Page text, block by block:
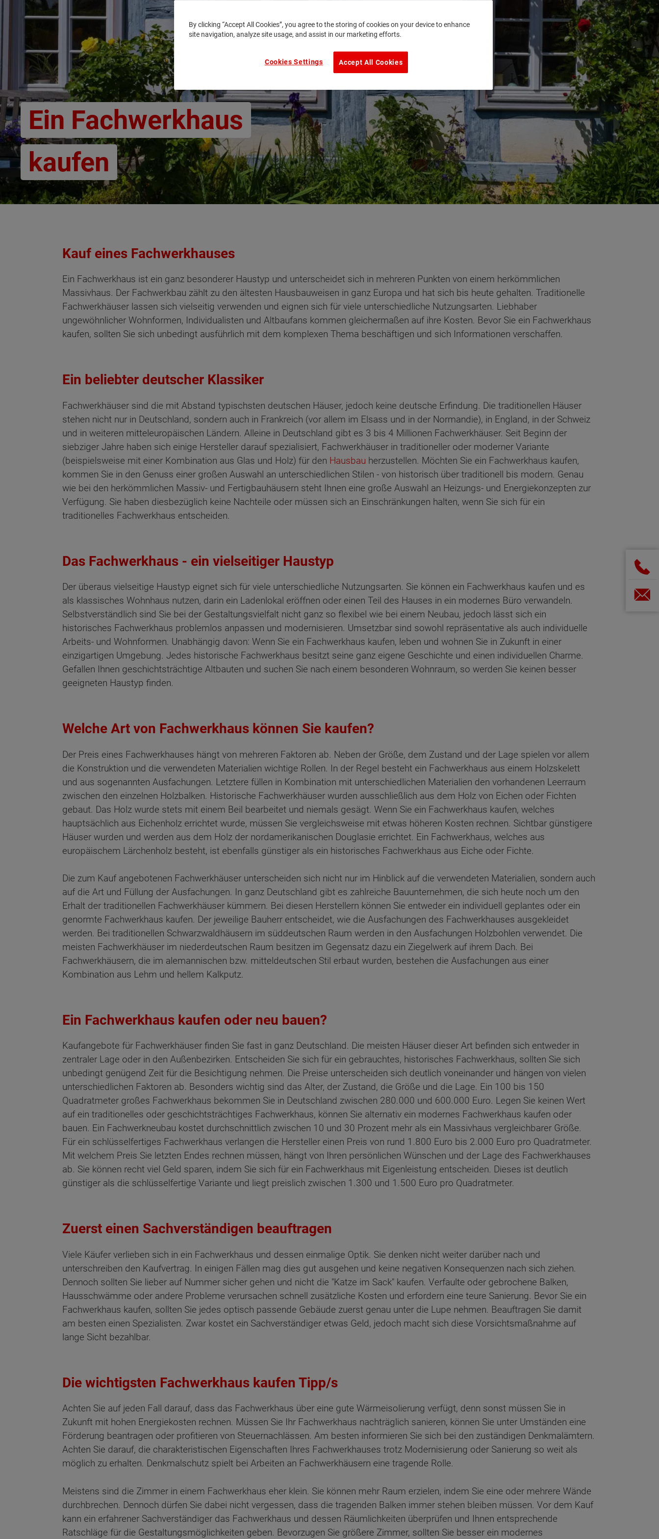
Ein Fachwerkhaus
kaufen
Kauf eines Fachwerkhauses
Ein Fachwerkhaus ist ein ganz besonderer Haustyp und unterscheidet sich in mehreren Punkten von einem herkömmlichen
Massivhaus. Der Fachwerkbau zählt zu den ältesten Hausbauweisen in ganz Europa und hat sich bis heute gehalten. Traditionelle
Fachwerkhäuser lassen sich vielseitig verwenden und eignen sich für viele unterschiedliche Nutzungsarten. Liebhaber
ungewöhnlicher Wohnformen, Individualisten und Altbaufans kommen gleichermaßen auf ihre Kosten. Bevor Sie ein Fachwerkhaus
kaufen, sollten Sie sich unbedingt ausführlich mit dem komplexen Thema beschäftigen und sich Informationen verschaffen.
Ein beliebter deutscher Klassiker
Fachwerkhäuser sind die mit Abstand typischsten deutschen Häuser, jedoch keine deutsche Erfindung. Die traditionellen Häuser
stehen nicht nur in Deutschland, sondern auch in Frankreich (vor allem im Elsass und in der Normandie), in England, in der Schweiz
und in weiteren mitteleuropäischen Ländern. Alleine in Deutschland gibt es 3 bis 4 Millionen Fachwerkhäuser. Seit Beginn der
siebziger Jahre haben sich einige Hersteller darauf spezialisiert, Fachwerkhäuser in traditioneller oder moderner Variante
(beispielsweise mit einer Kombination aus Glas und Holz) für den Hausbau herzustellen. Möchten Sie ein Fachwerkhaus kaufen,
kommen Sie in den Genuss einer großen Auswahl an unterschiedlichen Stilen - von historisch über traditionell bis modern. Genau
wie bei den herkömmlichen Massiv- und Fertigbauhäusern steht Ihnen eine große Auswahl an Heizungs- und Energiekonzepten zur
Verfügung. Sie haben diesbezüglich keine Nachteile oder müssen sich an Einschränkungen halten, wenn Sie sich für ein
traditionelles Fachwerkhaus entscheiden.
Das Fachwerkhaus - ein vielseitiger Haustyp
Der überaus vielseitige Haustyp eignet sich für viele unterschiedliche Nutzungsarten. Sie können ein Fachwerkhaus kaufen und es
als klassisches Wohnhaus nutzen, darin ein Ladenlokal eröffnen oder einen Teil des Hauses in ein modernes Büro verwandeln.
Selbstverständlich sind Sie bei der Gestaltungsvielfalt nicht ganz so flexibel wie bei einem Neubau, jedoch lässt sich ein
historisches Fachwerkhaus problemlos anpassen und modernisieren. Umsetzbar sind sowohl repräsentative als auch individuelle
Arbeits- und Wohnformen. Unabhängig davon: Wenn Sie ein Fachwerkhaus kaufen, leben und wohnen Sie in Zukunft in einer
einzigartigen Umgebung. Jedes historische Fachwerkhaus besitzt seine ganz eigene Geschichte und einen individuellen Charme.
Gefallen Ihnen geschichtsträchtige Altbauten und suchen Sie nach einem besonderen Wohnraum, so werden Sie keinen besser
geeigneten Haustyp finden.
Welche Art von Fachwerkhaus können Sie kaufen?
Der Preis eines Fachwerkhauses hängt von mehreren Faktoren ab. Neben der Größe, dem Zustand und der Lage spielen vor allem
die Konstruktion und die verwendeten Materialien wichtige Rollen. In der Regel besteht ein Fachwerkhaus aus einem Holzskelett
und aus sogenannten Ausfachungen. Letztere füllen in Kombination mit unterschiedlichen Materialien den vorhandenen Leerraum
zwischen den einzelnen Holzbalken. Historische Fachwerkhäuser wurden ausschließlich aus dem Holz von Eichen oder Fichten
gebaut. Das Holz wurde stets mit einem Beil bearbeitet und niemals gesägt. Wenn Sie ein Fachwerkhaus kaufen, welches
hauptsächlich aus Eichenholz errichtet wurde, müssen Sie vergleichsweise mit etwas höheren Kosten rechnen. Sichtbar günstigere
Häuser wurden und werden aus dem Holz der nordamerikanischen Douglasie errichtet. Ein Fachwerkhaus, welches aus
europäischem Lärchenholz besteht, ist ebenfalls günstiger als ein historisches Fachwerkhaus aus Eiche oder Fichte.
Die zum Kauf angebotenen Fachwerkhäuser unterscheiden sich nicht nur im Hinblick auf die verwendeten Materialien, sondern auch
auf die Art und Füllung der Ausfachungen. In ganz Deutschland gibt es zahlreiche Bauunternehmen, die sich heute noch um den
Erhalt der traditionellen Fachwerkhäuser kümmern. Bei diesen Herstellern können Sie entweder ein individuell geplantes oder ein
genormte Fachwerkhaus kaufen. Der jeweilige Bauherr entscheidet, wie die Ausfachungen des Fachwerkhauses ausgekleidet
werden. Bei traditionellen Schwarzwaldhäusern im süddeutschen Raum werden in den Ausfachungen Holzbohlen verwendet. Die
meisten Fachwerkhäuser im niederdeutschen Raum besitzen im Gegensatz dazu ein Ziegelwerk auf ihrem Dach. Bei
Fachwerkhäusern, die im alemannischen bzw. mitteldeutschen Stil erbaut wurden, bestehen die Ausfachungen aus einer
Kombination aus Lehm und hellem Kalkputz.
Ein Fachwerkhaus kaufen oder neu bauen?
Kaufangebote für Fachwerkhäuser finden Sie fast in ganz Deutschland. Die meisten Häuser dieser Art befinden sich entweder in
zentraler Lage oder in den Außenbezirken. Entscheiden Sie sich für ein gebrauchtes, historisches Fachwerkhaus, sollten Sie sich
unbedingt genügend Zeit für die Besichtigung nehmen. Die Preise unterscheiden sich deutlich voneinander und hängen von vielen
unterschiedlichen Faktoren ab. Besonders wichtig sind das Alter, der Zustand, die Größe und die Lage. Ein 100 bis 150
Quadratmeter großes Fachwerkhaus bekommen Sie in Deutschland zwischen 280.000 und 600.000 Euro. Legen Sie keinen Wert
auf ein traditionelles oder geschichtsträchtiges Fachwerkhaus, können Sie alternativ ein modernes Fachwerkhaus kaufen oder
bauen. Ein Fachwerkneubau kostet durchschnittlich zwischen 10 und 30 Prozent mehr als ein Massivhaus vergleichbarer Größe.
Für ein schlüsselfertiges Fachwerkhaus verlangen die Hersteller einen Preis von rund 1.800 Euro bis 2.000 Euro pro Quadratmeter.
Mit welchem Preis Sie letzten Endes rechnen müssen, hängt von Ihren persönlichen Wünschen und der Lage des Fachwerkhauses
ab. Sie können recht viel Geld sparen, indem Sie sich für ein Fachwerkhaus mit Eigenleistung entscheiden. Dieses ist deutlich
günstiger als die schlüsselfertige Variante und liegt preislich zwischen 1.300 und 1.500 Euro pro Quadratmeter.
Zuerst einen Sachverständigen beauftragen
Viele Käufer verlieben sich in ein Fachwerkhaus und dessen einmalige Optik. Sie denken nicht weiter darüber nach und
unterschreiben den Kaufvertrag. In einigen Fällen mag dies gut ausgehen und keine negativen Konsequenzen nach sich ziehen.
Dennoch sollten Sie lieber auf Nummer sicher gehen und nicht die "Katze im Sack" kaufen. Verfaulte oder gebrochene Balken,
Hausschwämme oder andere Probleme verursachen schnell zusätzliche Kosten und erfordern eine teure Sanierung. Bevor Sie ein
Fachwerkhaus kaufen, sollten Sie jedes optisch passende Gebäude zuerst genau unter die Lupe nehmen. Beauftragen Sie damit
am besten einen Spezialisten. Zwar kostet ein Sachverständiger etwas Geld, jedoch macht sich diese Vorsichtsmaßnahme auf
lange Sicht bezahlbar.
Die wichtigsten Fachwerkhaus kaufen Tipp/s
Achten Sie auf jeden Fall darauf, dass das Fachwerkhaus über eine gute Wärmeisolierung verfügt, denn sonst müssen Sie in
Zukunft mit hohen Energiekosten rechnen. Müssen Sie Ihr Fachwerkhaus nachträglich sanieren, können Sie unter Umständen eine
Förderung beantragen oder profitieren von Steuernachlässen. Am besten informieren Sie sich bei den zuständigen Denkmalämtern.
Achten Sie darauf, die charakteristischen Eigenschaften Ihres Fachwerkhauses trotz Modernisierung oder Sanierung so weit als
möglich zu erhalten. Denkmalschutz spielt bei Arbeiten an Fachwerkhäusern eine tragende Rolle.
Meistens sind die Zimmer in einem Fachwerkhaus eher klein. Sie können mehr Raum erzielen, indem Sie eine oder mehrere Wände
durchbrechen. Dennoch dürfen Sie dabei nicht vergessen, dass die tragenden Balken immer stehen bleiben müssen. Vor dem Kauf
kann ein erfahrener Sachverständiger das Fachwerkhaus und dessen Räumlichkeiten überprüfen und Ihnen entsprechende
Ratschläge für die Gestaltungsmöglichkeiten geben. Bevorzugen Sie größere Zimmer, sollten Sie besser ein modernes
Wonach möchten Sie suchen?
By clicking “Accept All Cookies”, you agree to the storing of cookies on your device to enhance
site navigation, analyze site usage, and assist in our marketing efforts.
Accept All Cookies
Cookies Settings